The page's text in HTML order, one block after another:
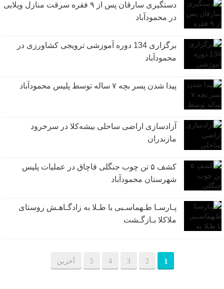
دستگیری سارقان پس از ۹ فقره سرقت منازل ویلایی
در محمودآباد
برگزاری 134 دوره آموزشی ترویجی کشاورزی در
محمودآباد
پیدا شدن پسر بچه ۷ ساله توسط پلیس محمودآباد
آزادسازی اراضی ساحلی بیشه‌کلا در سرخرود
مازندران
کشف ۵ تن چوب جنگلی قاچاق در عملیات پلیس
شهرستان محمودآباد
پـارسـا طـهماسـبی با طـلا به زادگـاهـش روستای
ملاکلا بـازگـشت
1
2
3
4
5 آخرین